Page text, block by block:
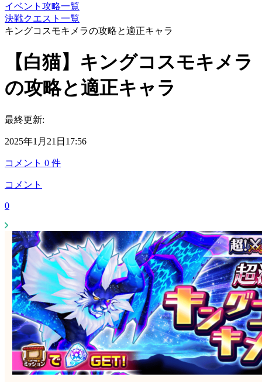
イベント攻略一覧
決戦クエスト一覧
キングコスモキメラの攻略と適正キャラ
【白猫】キングコスモキメラ
の攻略と適正キャラ
最終更新:
2025年1月21日17:56
コメント 0 件
コメント
0